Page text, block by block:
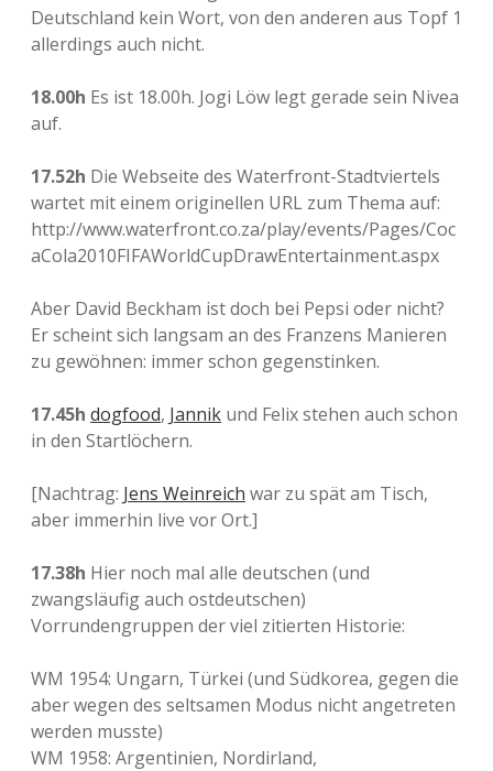
Deutschland kein Wort, von den anderen aus Topf 1
allerdings auch nicht.
18.00h Es ist 18.00h. Jogi Löw legt gerade sein Nivea
auf.
17.52h Die Webseite des Waterfront-Stadtviertels
wartet mit einem originellen URL zum Thema auf:
http://www.waterfront.co.za/play/events/Pages/Coc
aCola2010FIFAWorldCupDrawEntertainment.aspx
Aber David Beckham ist doch bei Pepsi oder nicht?
Er scheint sich langsam an des Franzens Manieren
zu gewöhnen: immer schon gegenstinken.
17.45h dogfood, Jannik und Felix stehen auch schon
in den Startlöchern.
[Nachtrag: Jens Weinreich war zu spät am Tisch,
aber immerhin live vor Ort.]
17.38h Hier noch mal alle deutschen (und
zwangsläufig auch ostdeutschen)
Vorrundengruppen der viel zitierten Historie:
WM 1954: Ungarn, Türkei (und Südkorea, gegen die
aber wegen des seltsamen Modus nicht angetreten
werden musste)
WM 1958: Argentinien, Nordirland,